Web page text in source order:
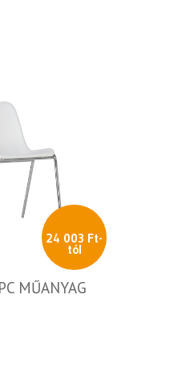
24 003 Ft-
tól
MŰANYAG